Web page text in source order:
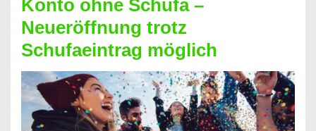
Sie
einen
Kredit
ohne
Einkommensnachweis
Konto ohne Schufa –
Neueröffnung trotz
Schufaeintrag möglich